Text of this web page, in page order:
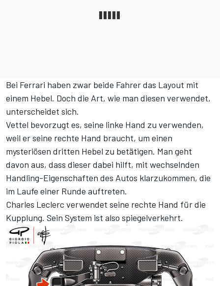
Bei Ferrari haben zwar beide Fahrer das Layout mit
einem Hebel. Doch die Art, wie man diesen verwendet,
unterscheidet sich.
Vettel bevorzugt es, seine linke Hand zu verwenden,
weil er seine rechte Hand braucht, um einen
mysteriösen dritten Hebel zu betätigen. Man geht
davon aus, dass dieser dabei hilft, mit wechselnden
Handling-Eigenschaften des Autos klarzukommen, die
im Laufe einer Runde auftreten.
Charles Leclerc verwendet seine rechte Hand für die
Kupplung. Sein System ist also spiegelverkehrt.